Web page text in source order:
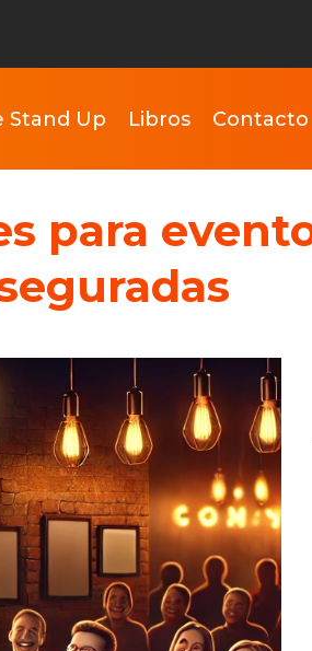
Stand Up Libros Contacto
para